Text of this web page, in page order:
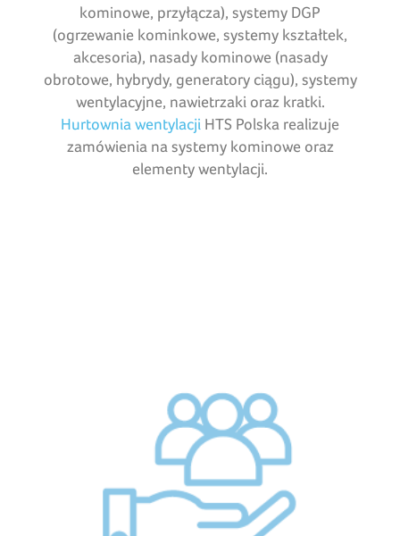
kominowe, przyłącza), systemy DGP
(ogrzewanie kominkowe, systemy kształtek,
akcesoria), nasady kominowe (nasady
obrotowe, hybrydy, generatory ciągu), systemy
wentylacyjne, nawietrzaki oraz kratki.
Hurtownia wentylacji HTS Polska realizuje
zamówienia na systemy kominowe oraz
elementy wentylacji.